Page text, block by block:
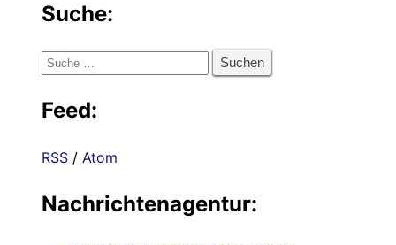
Suche:
Suche
Feed:
RSS / Atom
Nachrichtenagentur: